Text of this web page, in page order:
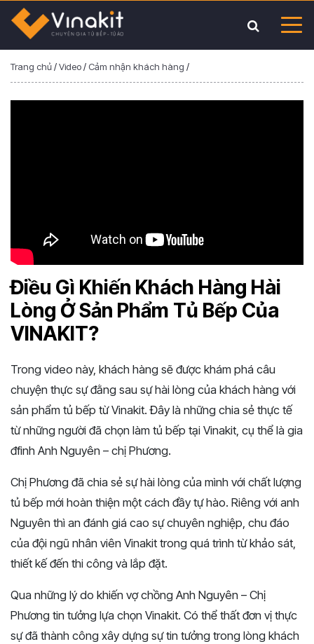
Trang chủ/Video/ Cảm nhận khách hàng /
Điều Gì Khiến Khách Hàng Hài
Lòng Ở Sản Phẩm Tủ Bếp Của
VINAKIT?
Trong video này, khách hàng sẽ được khám phá câu
chuyện thực sự đằng sau sự hài lòng của khách hàng với
sản phẩm tủ bếp từ Vinakit. Đây là những chia sẻ thực tế
từ những người đã chọn làm tủ bếp tại Vinakit, cụ thể là gia
đfinh Anh Nguyên – chị Phương.
Chị Phương đã chia sẻ sự hài lòng của mình với chất lượng
tủ bếp mới hoàn thiện một cách đầy tự hào. Riêng với anh
Nguyên thì an đánh giá cao sự chuyên nghiệp, chu đáo
của đội ngũ nhân viên Vinakit trong quá trình từ khảo sát,
thiết kế đến thi công và lắp đặt.
Qua những lý do khiến vợ chồng Anh Nguyên – Chị
Phương tin tưởng lựa chọn Vinakit. Có thể thất đơn vị thực
sự đã thành công xây dựng sự tin tưởng trong lòng khách